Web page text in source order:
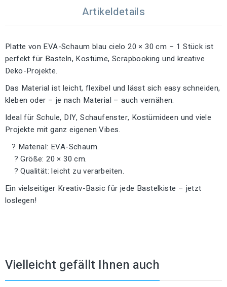
Artikeldetails
Platte von EVA-Schaum blau cielo 20 × 30 cm – 1 Stück ist
perfekt für Basteln, Kostüme, Scrapbooking und kreative
Deko-Projekte.
Das Material ist leicht, flexibel und lässt sich easy schneiden,
kleben oder – je nach Material – auch vernähen.
Ideal für Schule, DIY, Schaufenster, Kostümideen und viele
Projekte mit ganz eigenen Vibes.
? Material: EVA-Schaum.
? Größe: 20 × 30 cm.
? Qualität: leicht zu verarbeiten.
Ein vielseitiger Kreativ-Basic für jede Bastelkiste – jetzt
loslegen!
Vielleicht gefällt Ihnen auch